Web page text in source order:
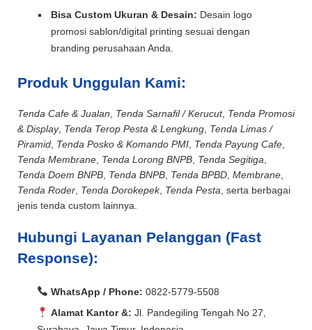
Bisa Custom Ukuran & Desain: Desain logo
promosi sablon/digital printing sesuai dengan
branding perusahaan Anda.
Produk Unggulan Kami:
Tenda Cafe & Jualan Tenda Sarnafil / Kerucut, Tenda Promosi
& Display, Tenda Terop Pesta & Lengkung Tenda Limas /
Piramid Tenda Posko & Komando PMI Tenda Payung Cafe
Tenda Membrane Tenda Lorong BNPB Tenda Segitiga
Tenda Doem BNPB Tenda BNPB Tenda BPBD Membrane
Tenda Roder Tenda Dorokepek, Tenda Pesta , serta berbagai
jenis tenda custom lainnya.
Hubungi Layanan Pelanggan (Fast
Response):
WhatsApp / Phone: 0822-5779-5508
Alamat Kantor &: Jl. Pandegiling Tengah No 27,